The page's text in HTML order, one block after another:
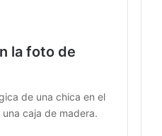
la foto de
de una chica en el
caja de madera.